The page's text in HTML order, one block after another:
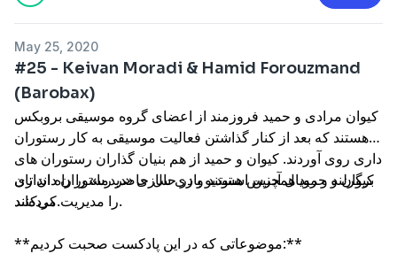
May 25, 2020
#25 - Keivan Moradi & Hamid Forouzmand
(Barobax)
کیوان مرادی و حمید فروزمند از اعضای گروه موسیقی بروبکس
هستند که بعد از کنار گذاشتن فعالیت موسیقی به کار رستوران
داری روی آوردند. کیوان و حمید از هم بنیان گذاران رستوران های
برگرلند و رویال آدرس هستند و در حال حاضر رستوران دان تان
را مدیریت می‌کنند.
کیوان و حمید همچنین استودیو بازی سازی «دیدما» را راه اندازی
کرده‌اند.
**موضوعاتی که در این پادکست صحبت کردیم:**